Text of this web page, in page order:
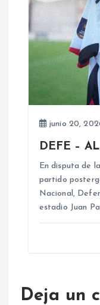
s
junio 20,
DEFE –
En disputa de
partido
Nacional,
estadio Juan
Deja un